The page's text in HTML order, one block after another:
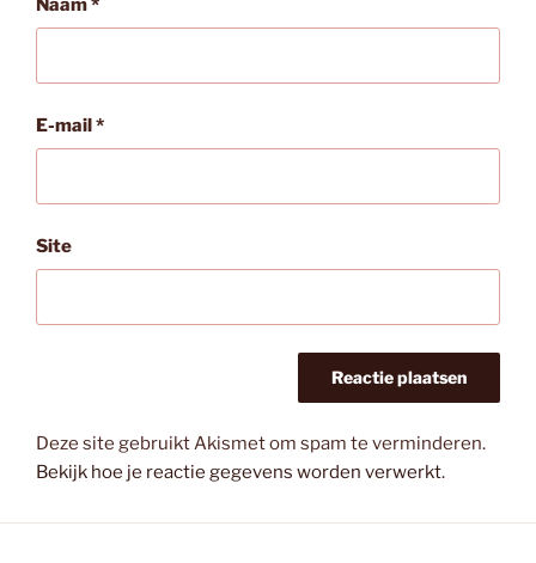
E-mail*
Site
Deze site gebruikt Akismet om spam te verminderen.
Bekijk hoe je reactie gegevens worden verwerkt.